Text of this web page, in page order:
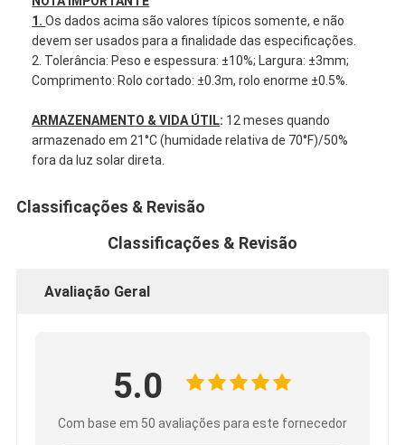
Excursão da fábrica
Controle da qualidade
Fita da isolação de pano de vidro
Fita resistente ao calor da isolação
Fita adesiva de pano de vidro
Fita de esparadrapo da folha de alumínio
Fita de pano de vidro da folha de alumínio
1.Os dados acima são valores típicos somente, e não
devem ser usados para a finalidade das especificações.
2. Tolerância: Peso e espessura: ±10%; Largura: ±3mm;
Comprimento: Rolo cortado: ±0.3m, rolo enorme ±0.5%.
ARMAZENAMENTO & VIDA ÚTIL: 12 meses quando
armazenado em 21°C (humidade relativa de 70°F)/50%
fora da luz solar direta.
Classificações & Revisão
Classificações & Revisão
Avaliação Geral
5.0
Com base em 50 avaliações para este fornecedor